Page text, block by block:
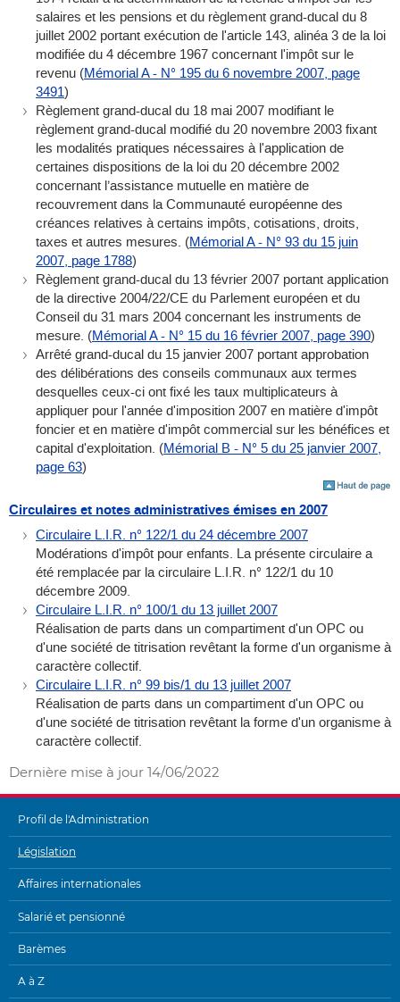
salaires et les pensions et du règlement grand-ducal du 8
juillet 2002 portant exécution de l'article 143, alinéa 3 de la loi
modifiée du 4 décembre 1967 concernant l'impôt sur le
revenu (Mémorial A - N° 195 du 6 novembre 2007, page
3491)
Règlement grand-ducal du 18 mai 2007 modifiant le
règlement grand-ducal modifié du 20 novembre 2003 fixant
les modalités pratiques nécessaires à l'application de
certaines dispositions de la loi du 20 décembre 2002
concernant l’assistance mutuelle en matière de
recouvrement dans la Communauté européenne des
créances relatives à certains impôts, cotisations, droits,
taxes et autres mesures. (Mémorial A - N° 93 du 15 juin
2007, page 1788)
Règlement grand-ducal du 13 février 2007 portant application
de la directive 2004/22/CE du Parlement européen et du
Conseil du 31 mars 2004 concernant les instruments de
mesure. (Mémorial A - N° 15 du 16 février 2007, page 390)
Arrêté grand-ducal du 15 janvier 2007 portant approbation
des délibérations des conseils communaux aux termes
desquelles ceux-ci ont fixé les taux multiplicateurs à
appliquer pour l'année d'imposition 2007 en matière d'impôt
foncier et en matière d'impôt commercial sur les bénéfices et
capital d'exploitation. (Mémorial B - N° 5 du 25 janvier 2007,
page 63)
Circulaires et notes administratives émises en 2007
Circulaire L.I.R. n° 122/1 du 24 décembre 2007
Modérations d'impôt pour enfants. La présente circulaire a
été remplacée par la circulaire L.I.R. n° 122/1 du 10
décembre 2009.
Circulaire L.I.R. n° 100/1 du 13 juillet 2007
Réalisation de parts dans un compartiment d'un OPC ou
d'une société de titrisation revêtant la forme d'un organisme à
caractère collectif.
Circulaire L.I.R. n° 99 bis/1 du 13 juillet 2007
Réalisation de parts dans un compartiment d'un OPC ou
d'une société de titrisation revêtant la forme d'un organisme à
caractère collectif.
Dernière mise à jour 14/06/2022
MENU
DE
NAVIGATION
Profil de l'Administration
Législation
Affaires internationales
Salarié et pensionné
Barèmes
A à Z